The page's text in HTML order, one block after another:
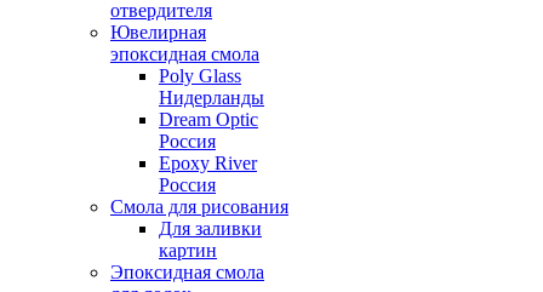
отвердителя
Ювелирная
эпоксидная смола
Poly Glass
Нидерланды
Dream Optic
Россия
Epoxy River
Россия
Смола для рисования
Для заливки
картин
Эпоксидная смола